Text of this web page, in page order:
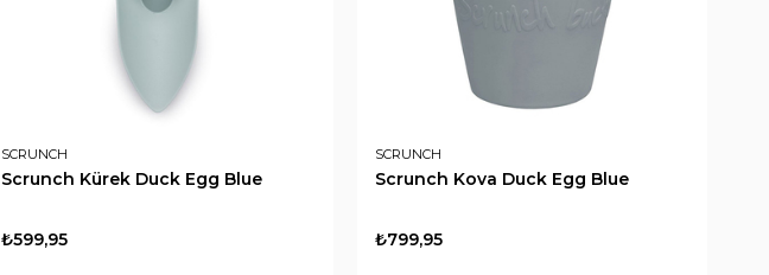
SCRUNCH
Scrunch Kürek Duck Egg Blue
₺599,95
SCRUNCH
Scrunch Kova Duck Egg Blue
₺799,95